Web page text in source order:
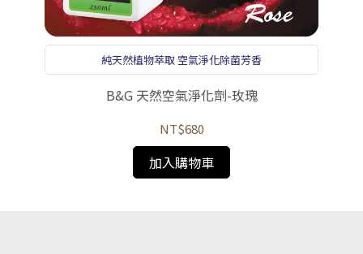
純天然植物萃取 空氣淨化除菌芳香
B&G 天然空氣淨化劑-玫瑰
NT$680
加入購物車